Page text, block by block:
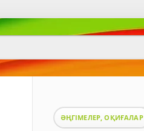
ӘҢГІМЕЛЕР, ОҚИҒАЛАР